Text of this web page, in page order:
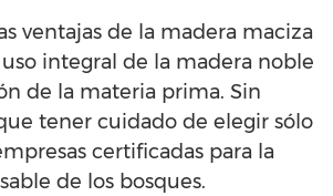
ventajas de la madera maciza
uso integral de la madera noble
de la materia prima. Sin
tener cuidado de elegir sólo
certificadas para la
de los bosques.